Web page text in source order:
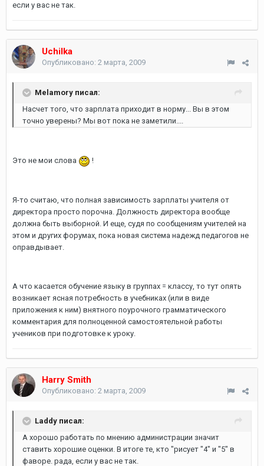
если у вас не так.
Uchilka
Опубликовано: 2 марта, 2009
Melamory писал:
Насчет того, что зарплата приходит в норму... Вы в этом
точно уверены? Мы вот пока не заметили....
Это не мои слова !
Я-то считаю, что полная зависимость зарплаты учителя от
директора просто порочна. Должность директора вообще
должна быть выборной. И еще, судя по сообщениям учителей на
этом и других форумах, пока новая система надежд педагогов не
оправдывает.
А что касается обучение языку в группах = классу, то тут опять
возникает ясная потребность в учебниках (или в виде
приложения к ним) внятного поурочного грамматического
комментария для полноценной самостоятельной работы
учеников при подготовке к уроку.
Harry Smith
Опубликовано: 2 марта, 2009
Laddy писал:
А хорошо работать по мнению администрации значит
ставить хорошие оценки. В итоге те, кто "рисует "4" и "5" в
фаворе. рада, если у вас не так.